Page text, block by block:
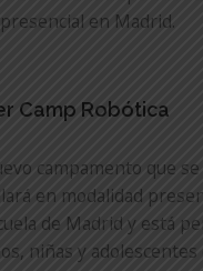
en Madrid.
Camp Robótica
campamento que se
en modalidad
de Madrid y está
niñas y adolescentes